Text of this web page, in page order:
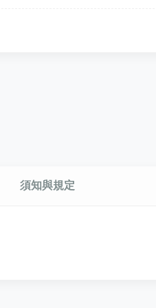
須知與規定